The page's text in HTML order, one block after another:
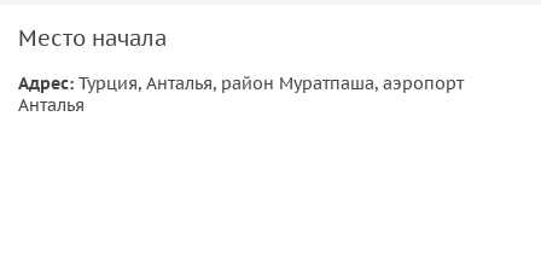
Почему стоит выбрать нас:
• Полностью переоборудованный салон;
• Звёздное небо на потолке;
Место начала
Адрес: Турция, Анталья, район Муратпаша, аэропорт
Анталья